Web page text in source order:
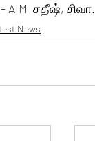
AIM  சதீஷ், சிவா.
News